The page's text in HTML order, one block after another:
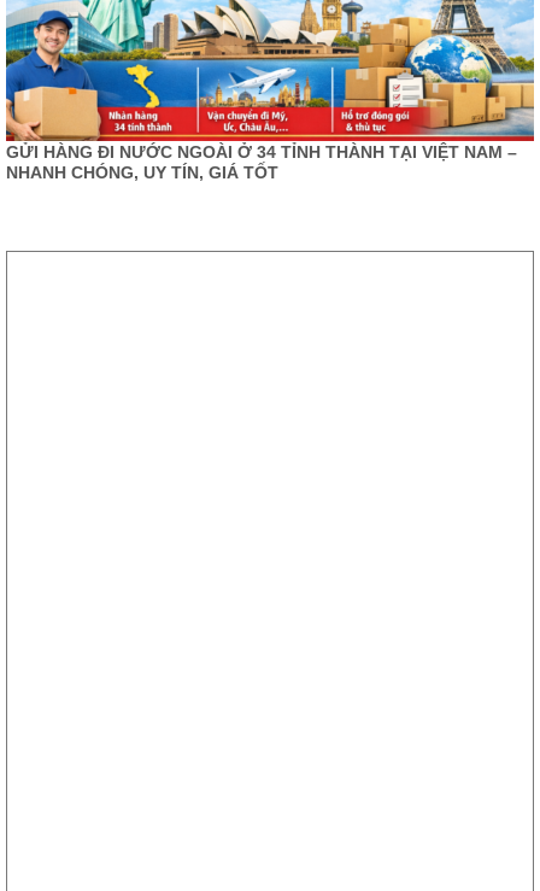
GỬI HÀNG ĐI NƯỚC NGOÀI Ở 34 TỈNH THÀNH TẠI VIỆT NAM –
NHANH CHÓNG, UY TÍN, GIÁ TỐT